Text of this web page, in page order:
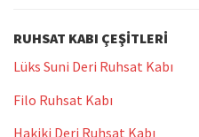
RUHSAT KABI ÇEŞITLERI
Lüks Suni Deri Ruhsat Kabı
Filo Ruhsat Kabı
Hakiki Deri Ruhsat Kabı